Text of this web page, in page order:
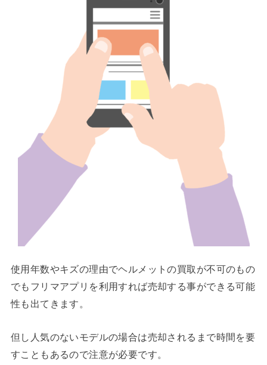
使用年数やキズの理由でヘルメットの買取が不可のもの
でもフリマアプリを利用すれば売却する事ができる可能
性も出てきます。
但し人気のないモデルの場合は売却されるまで時間を要
すこともあるので注意が必要です。